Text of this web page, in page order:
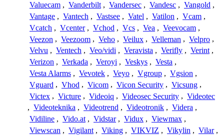
Valuecam , Vanderbilt , Vandersec , Vandesc , Vangold ,
Vantage , Vantech , Vastsee , Vatel , Vatilon , Vcam ,
Vcatch , Vcenter , Vchod , Vcs , Vea , Veevocam ,
Veezon , Veezoom , Veho , Veilux , Velleman , Velpro ,
Velvu , Ventech , Veo/vidi , Veravista , Verifly , Verint ,
Verizon , Verkada , Veroyi , Veskys , Vesta ,
Vesta Alarms , Vevotek , Veyo , Vgroup , Vgsion ,
Vguard , Vhod , Vicom , Vicon Security , Vicsung ,
Victex , Victure , Videoiq , Videosec Security , Videotec
, Videoteknika , Videotrend , Videotronik , Videra ,
Vidiline , Vido.at , Vidstar , Vidux , Viewmax ,
Viewscan , Vigilant , Viking , VIKVIZ , Vikylin , Vilar ,